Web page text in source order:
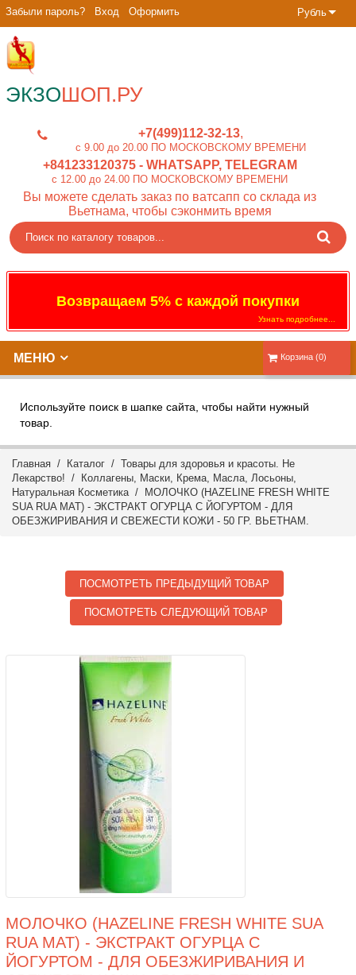
Рубль
Забыли пароль? Вход Оформить
ЭКЗОШОП.РУ
+7(499)112-32-13
c 9.00 до 20.00 ПО МОСКОВСКОМУ ВРЕМЕНИ
+841233120375- WHATSAPP, TELEGRAM
c 12.00 до 24.00 ПО МОСКОВСКОМУ ВРЕМЕНИ
Вы можете сделать заказ по ватсапп со склада из
Вьетнама, чтобы сэконмить время
Возвращаем 5% с каждой покупки
Узнать подробнее...
Корзина (0)
МЕНЮ
Используйте поиск в шапке сайта, чтобы найти нужный
товар.
Главная / Каталог / Товары для здоровья и красоты. Не
Лекарство! /
Коллагены, Маски, Крема, Масла, Лосьоны,
Натуральная Косметика/ МОЛОЧКО (HAZELINE FRESH WHITE
SUA RUA MAT) - ЭКСТРАКТ ОГУРЦА С ЙОГУРТОМ - ДЛЯ
ОБЕЗЖИРИВАНИЯ И СВЕЖЕСТИ КОЖИ - 50 ГР. ВЬЕТНАМ.
ПОСМОТРЕТЬ ПРЕДЫДУЩИЙ ТОВАР
ПОСМОТРЕТЬ СЛЕДУЮЩИЙ ТОВАР
МОЛОЧКО (HAZELINE FRESH WHITE SUA
RUA MAT) - ЭКСТРАКТ ОГУРЦА С
ЙОГУРТОМ - ДЛЯ ОБЕЗЖИРИВАНИЯ И